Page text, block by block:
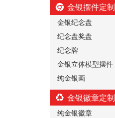
金银摆件定制
金银纪念盘
纪念盘奖盘
纪念牌
金银立体模型摆件
纯金银画
金银徽章定制
纯金银徽章